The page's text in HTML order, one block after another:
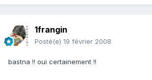
1frangin
Posté(e) 19 février 2008
bastna !! oui certainement !!